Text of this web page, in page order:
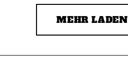
MEHR LADEN